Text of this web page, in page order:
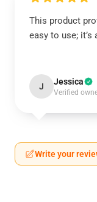
This product
easy to use; it’s
J Jessica
Verified
Write your